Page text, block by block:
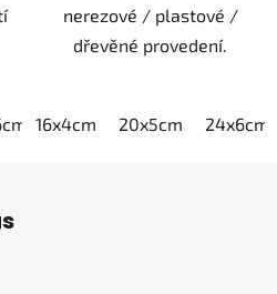
30x7,5cm 40x10cm
nerezové / plastové /
dřevěné provedení.
16x4cm 20x5cm 24x6cm